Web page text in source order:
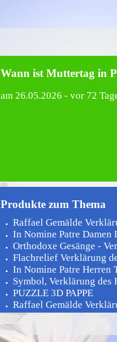
Wann ist Muttertag in
am26.05.2026 - vor 72
Produkte zum Thema
Raffael Gemälde
In Nomine Patre Damen
Orthodoxe Gesänge -
Flachrelief Verklärung
In Nomine Patre Herren
Symbol, Verklärung des
PUZZLE 3D PAPPE
Raffael Gemälde